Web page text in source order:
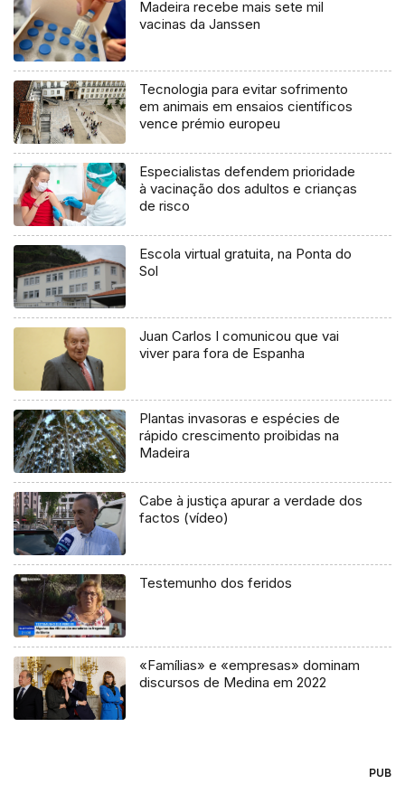
Madeira recebe mais sete mil
vacinas da Janssen
Tecnologia para evitar sofrimento
em animais em ensaios científicos
vence prémio europeu
Especialistas defendem prioridade
à vacinação dos adultos e crianças
de risco
Escola virtual gratuita, na Ponta do
Sol
Juan Carlos I comunicou que vai
viver para fora de Espanha
Plantas invasoras e espécies de
rápido crescimento proibidas na
Madeira
Cabe à justiça apurar a verdade dos
factos (vídeo)
Testemunho dos feridos
«Famílias» e «empresas» dominam
discursos de Medina em 2022
PUB